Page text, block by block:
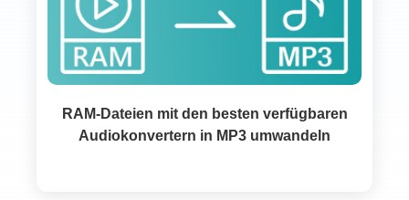
RAM-Dateien mit den besten verfügbaren
Audiokonvertern in MP3 umwandeln